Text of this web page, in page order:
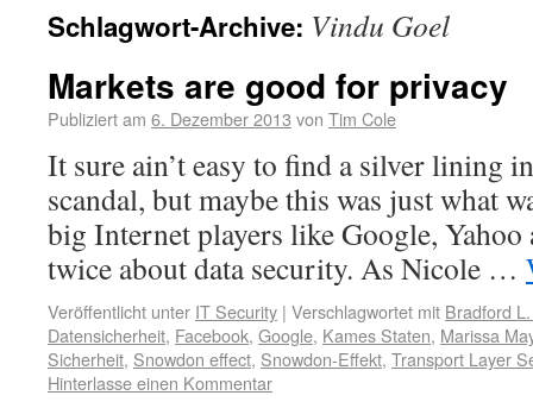
Schlagwort-Archive: Vindu Goel
Markets are good for privacy
Publiziert am 6. Dezember 2013 von Tim Cole
It sure ain’t easy to find a silver lining
scandal, but maybe this was just what
big Internet players like Google,
twice about data security. As Nicole …
Veröffentlicht unter IT Security | Verschlagwortet mit Bradford
Datensicherheit, Facebook, Google, Kames Staten, Marissa
Sicherheit, Snowdon effect, Snowdon-Effekt, Transport Layer
Hinterlasse einen Kommentar